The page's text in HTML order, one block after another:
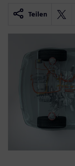
Teilen